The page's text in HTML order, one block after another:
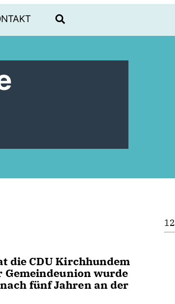
die CDU Kirchhundem
Gemeindeunion wurde
fünf Jahren an der